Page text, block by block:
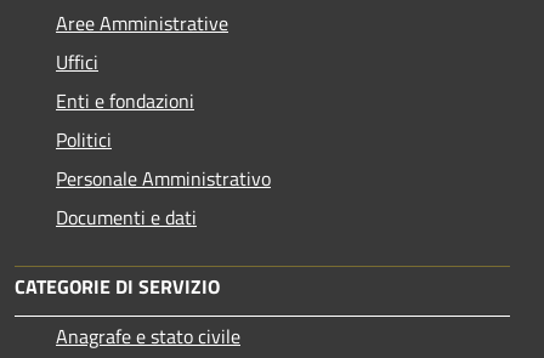
Aree Amministrative
Uffici
Enti e fondazioni
Politici
Personale Amministrativo
Documenti e dati
CATEGORIE DI SERVIZIO
Anagrafe e stato civile